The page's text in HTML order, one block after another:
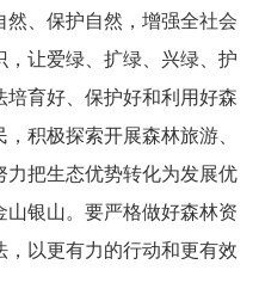
、保护自然，增强全社会
让爱绿、扩绿、兴绿、护
育好、保护好和利用好森
积极探索开展森林旅游、
把生态优势转化为发展优
银山。要严格做好森林资
以更有力的行动和更有效